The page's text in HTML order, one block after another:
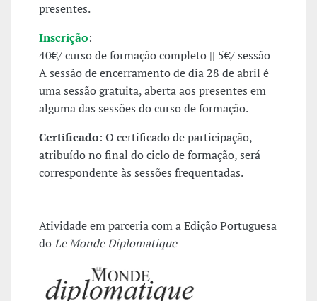
presentes.
Inscrição:
40€/ curso de formação completo || 5€/ sessão
A sessão de encerramento de dia 28 de abril é
uma sessão gratuita, aberta aos presentes em
alguma das sessões do curso de formação.
Certificado: O certificado de participação,
atribuído no final do ciclo de formação, será
correspondente às sessões frequentadas.
Atividade em parceria com a Edição Portuguesa
doLe Monde Diplomatique